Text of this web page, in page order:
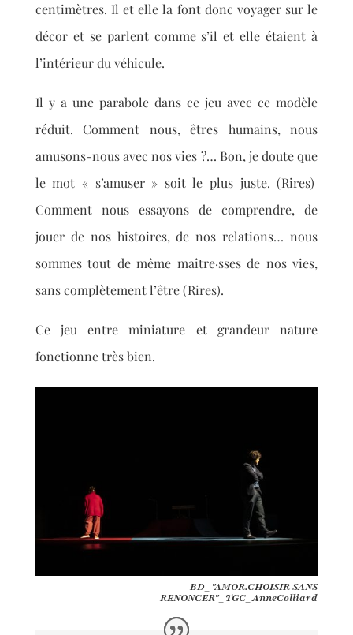
centimètres. Il et elle la font donc voyager sur le
décor et se parlent comme s’il et elle étaient à
l’intérieur du véhicule.
Il y a une parabole dans ce jeu avec ce modèle
réduit. Comment nous, êtres humains, nous
amusons-nous avec nos vies ?… Bon, je doute que
le mot « s’amuser » soit le plus juste. (Rires)
Comment nous essayons de comprendre, de
jouer de nos histoires, de nos relations… nous
sommes tout de même maître·sses de nos vies,
sans complètement l’être (Rires).
Ce jeu entre miniature et grandeur nature
fonctionne très bien.
BD_"AMOR.CHOISIR SANS
RENONCER"_TGC_AnneColliard